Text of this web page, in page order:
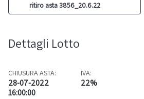
ritiro asta 3856_20.6.22
Dettagli Lotto
CHIUSURA ASTA:
28-07-2022
16:00:00
IVA:
22%